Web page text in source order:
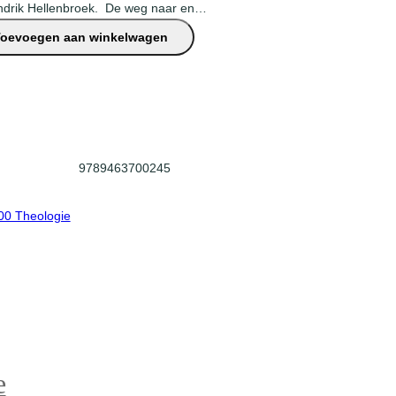
Hellenbroek. De weg naar en…
aan winkelwagen
9789463700245
Theologie